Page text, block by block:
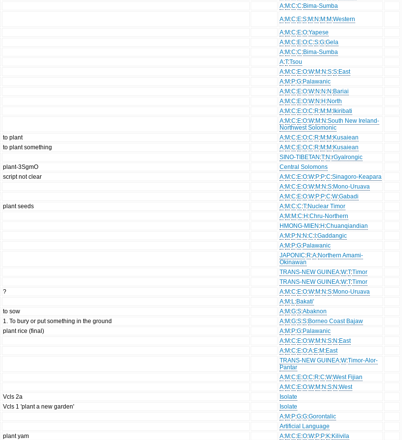
A:M:C:C:Bima-Sumba
A:M:C:E:S:M:N:M:M:Western
A:M:C:E:O:Yapese
A:M:C:E:O:C:S:G:Gela
A:M:C:C:Bima-Sumba
A:T:Tsou
A:M:C:E:O:W:M:N:S:S:East
A:M:P:G:Palawanic
A:M:C:E:O:W:N:N:N:Bariai
A:M:C:E:O:W:N:H:North
A:M:C:E:O:C:R:M:M:Ikiribati
A:M:C:E:O:W:M:N:South New Ireland-
Northwest Solomonic
to plant A:M:C:E:O:C:R:M:M:Kusaiean
to plant something A:M:C:E:O:C:R:M:M:Kusaiean
SINO-TIBETAN:T:N:rGyalrongic
plant-3SgmO
Central Solomons
script not clear A:M:C:E:O:W:P:P:C:Sinagoro-Keapara
A:M:C:E:O:W:M:N:S:Mono-Uruava
A:M:C:E:O:W:P:P:C:W:Gabadi
plant seeds A:M:C:C:T:Nuclear Timor
A:M:M:C:H:Chru-Northern
HMONG-MIEN:H:Chuanqiandian
A:M:P:N:N:C:I:Gaddangic
A:M:P:G:Palawanic
JAPONIC:R:A:Northern Amami-
Okinawan
TRANS-NEW GUINEA:W:T:Timor
TRANS-NEW GUINEA:W:T:Timor
? A:M:C:E:O:W:M:N:S:Mono-Uruava
A:M:L :Bakati'
to sow A:M:G:S:Abaknon
1. To bury or put something in the ground A:M:G:S:S:Borneo Coast Bajaw
plant rice (final) A:M:P:G:Palawanic
A:M:C:E:O:W:M:N:S:N:East
A:M:C:E:O:A:E:M:East
TRANS-NEW GUINEA:W:Timor-Alor-
Pantar
A:M:C:E:O:C:R:C:W:West Fijian
A:M:C:E:O:W:M:N:S:N:West
Vcls 2a
Isolate
Vcls 1 'plant a new garden'
Isolate
A:M:P:G:G:Gorontalic
Artificial Language
plant yam A:M:C:E:O:W:P:P:K:Kilivila